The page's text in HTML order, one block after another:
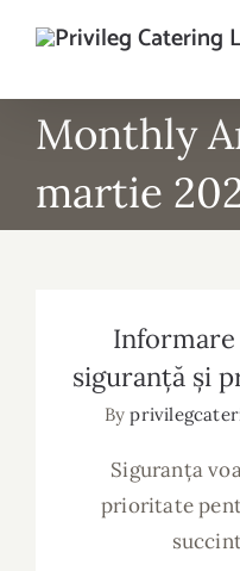
Monthly
martie
siguranță și
By
Siguranța
prioritate